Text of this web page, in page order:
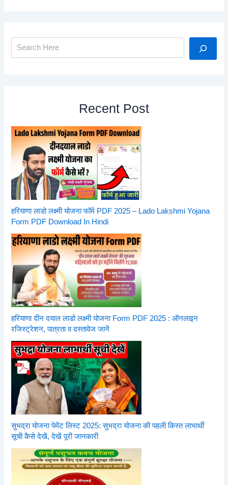
Recent Post
हरियाणा लाडो लक्ष्मी योजना फॉर्म PDF 2025 – Lado Lakshmi Yojana
Form PDF Download In Hindi
हरियाणा दीन दयाल लाडो लक्ष्मी योजना Form PDF 2025 : ऑनलाइन
रजिस्ट्रेशन, पात्रता व दस्तावेज जानें
सुभद्रा योजना पेमेंट लिस्ट 2025: सुभद्रा योजना की पहली किस्त लाभार्थी
सूची कैसे देखें, देखें पूरी जानकारी